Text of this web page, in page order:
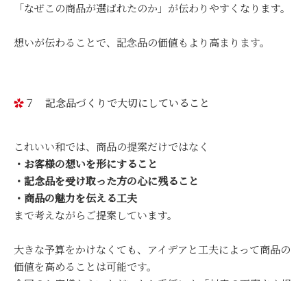
「なぜこの商品が選ばれたのか」が伝わりやすくなります。
想いが伝わることで、記念品の価値もより高まります。
７ 記念品づくりで大切にしていること
これいい和では、商品の提案だけではなく
・お客様の想いを形にすること
・記念品を受け取った方の心に残ること
・商品の魅力を伝える工夫
まで考えながらご提案しています。
大きな予算をかけなくても、アイデアと工夫によって商品の
価値を高めることは可能です。